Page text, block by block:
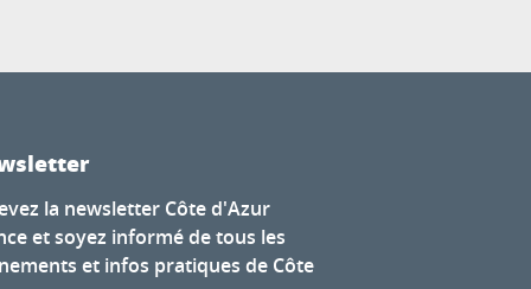
la newsletter Côte d'Azur
et soyez informé de tous les
et infos pratiques de Côte